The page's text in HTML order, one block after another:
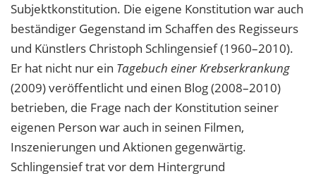
Subjektkonstitution. Die eigene Konstitution war auch
beständiger Gegenstand im Schaffen des Regisseurs
und Künstlers Christoph Schlingensief (1960–2010).
Er hat nicht nur ein Tagebuch einer Krebserkrankung
(2009) veröffentlicht und einen Blog (2008–2010)
betrieben, die Frage nach der Konstitution seiner
eigenen Person war auch in seinen Filmen,
Inszenierungen und Aktionen gegenwärtig.
Schlingensief trat vor dem Hintergrund